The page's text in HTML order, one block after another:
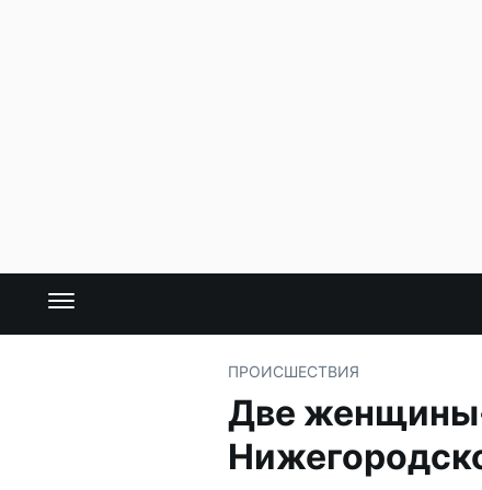
ПРОИСШЕСТВИЯ
Две